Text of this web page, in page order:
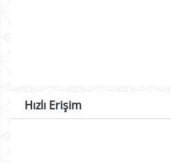
Hızlı Erişim